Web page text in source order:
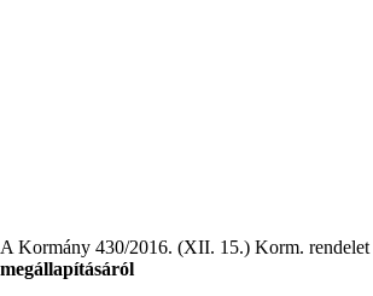
A Kormány 430/2016. (XII. 15.) Korm. rendelet
megállapításáról